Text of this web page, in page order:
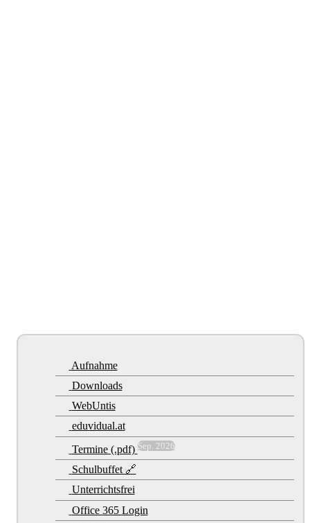
Aufnahme
Downloads
WebUntis
eduvidual.at
Termine (.pdf) Sep. 2026
Schulbuffet 🔗
Unterrichtsfrei
Office 365 Login